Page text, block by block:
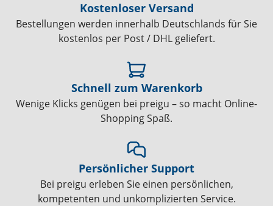
Kostenloser Versand
Bestellungen werden innerhalb Deutschlands für Sie
kostenlos per Post / DHL geliefert.
Schnell zum Warenkorb
Wenige Klicks genügen bei preigu – so macht Online-
Shopping Spaß.
Persönlicher Support
Bei preigu erleben Sie einen persönlichen,
kompetenten und unkomplizierten Service.